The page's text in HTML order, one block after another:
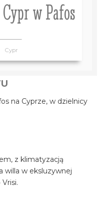
w Pafos
Cypr
na Cyprze, w dzielnicy
z klimatyzacją
willa w eksluzywnej